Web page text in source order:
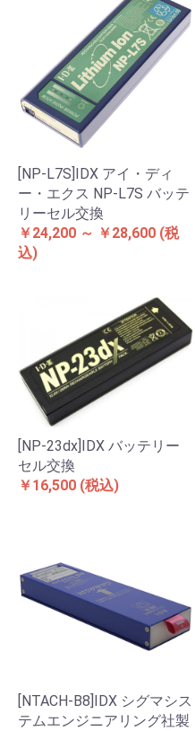
[NP-L7S]IDX アイ・ディ
ー・エクス NP-L7S バッテ
リーセル交換
￥24,200 ～ ￥28,600 (税
込)
[NP-23dx]IDX バッテリー
セル交換
￥16,500 (税込)
[NTACH-B8]IDX シグマシス
テムエンジニアリング社製